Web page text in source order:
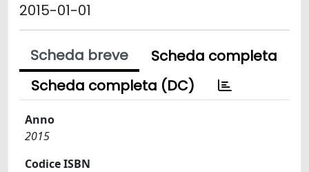
2015-01-01
Scheda breve
Scheda completa
Scheda completa (DC)
Anno
2015
Codice ISBN